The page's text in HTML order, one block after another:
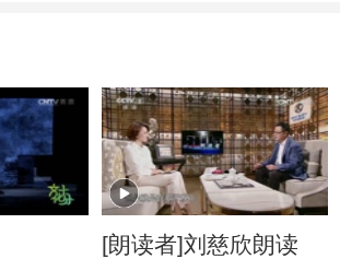
[朗读者]刘慈欣朗读